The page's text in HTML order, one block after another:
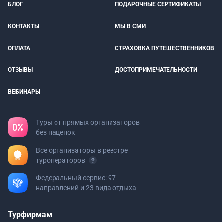
БЛОГ ПОДАРОЧНЫЕ СЕРТИФИКАТЫ
КОНТАКТЫ МЫ В СМИ
ОПЛАТА СТРАХОВКА ПУТЕШЕСТВЕННИКОВ
ОТЗЫВЫ ДОСТОПРИМЕЧАТЕЛЬНОСТИ
ВЕБИНАРЫ
Туры от прямых организаторов
без наценок
Все организаторы в реестре
туроператоров
Федеральный сервис: 97
направлений и 23 вида отдыха
Турфирмам